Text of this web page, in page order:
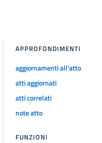
APPROFONDIMENTI
aggiornamenti all'atto
atti aggiornati
atti correlati
note atto
FUNZIONI